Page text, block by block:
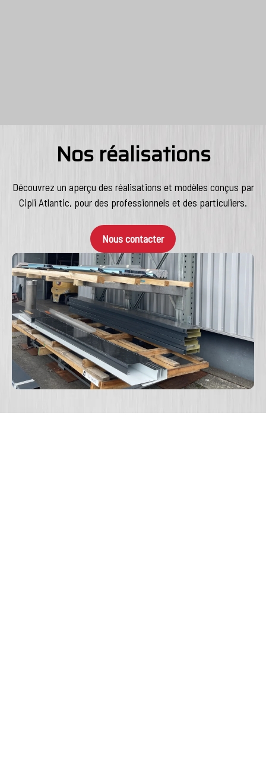
Nos réalisations
Découvrez un aperçu des réalisations et modèles conçus par
Cipli Atlantic, pour des professionnels et des particuliers.
Nous contacter